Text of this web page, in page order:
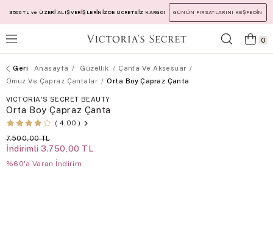
3500 TL ve ÜZERİ ALIŞVERİŞLERİNİZDE ÜCRETSİZ KARGO! GÜNÜN FIRSATLARINI KEŞFEDİN
0
Anasayfa Güzellik
Çanta Ve Aksesuar
Omuz Ve Çapraz Çantalar
Orta Boy Çapraz Çanta
VICTORIA'S SECRET BEAUTY
Orta Boy Çapraz Çanta
4,00
7.500,00 TL
İndirimli 3.750,00 TL
%60'a Varan İndirim